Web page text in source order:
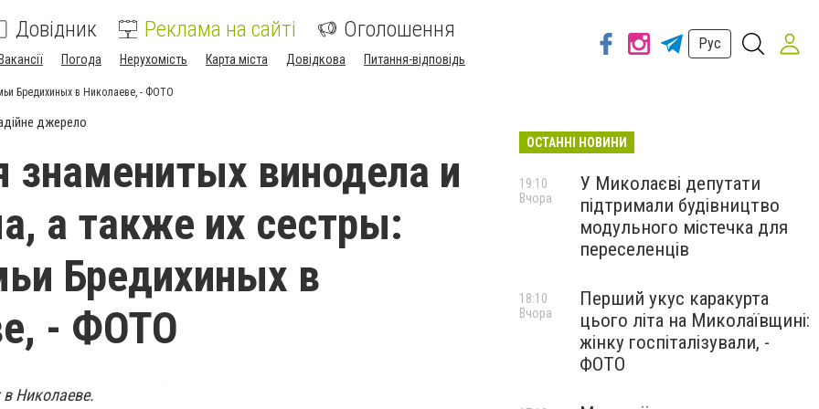
Довідник Реклама на сайті Оголошення
Погода Нерухомість Карта міста Довідкова Питання-відповідь
Рус
Бредихиных в Николаеве, - ФОТО
джерело
знаменитых винодела и
а также их сестры:
Бредихиных в
- ФОТО
Николаеве.
ОСТАННІ НОВИНИ
У Миколаєві депутати
підтримали будівництво
модульного містечка для
переселенців
19:10
Вчора
Перший укус каракурта
цього літа на Миколаївщині:
жінку госпіталізували, -
ФОТО
18:10
Вчора